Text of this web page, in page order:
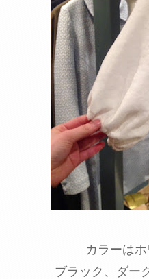
カラーは
ブラック、ダー